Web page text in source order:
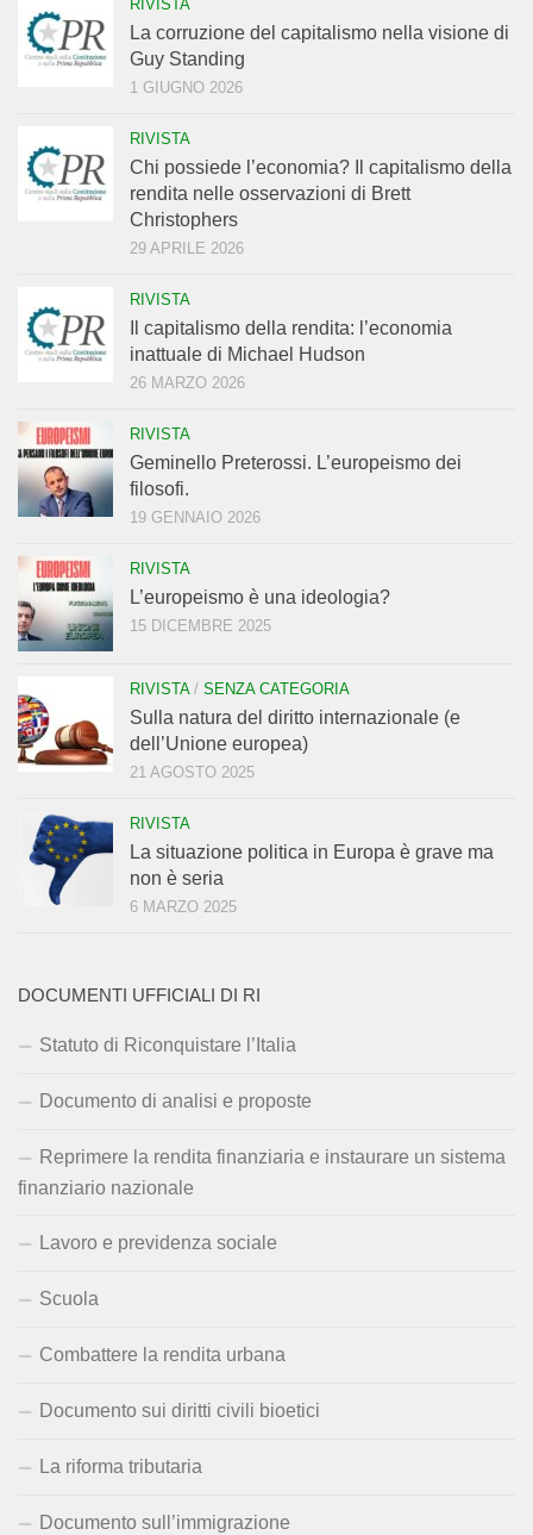
RIVISTA
La corruzione del capitalismo nella visione di
Guy Standing
1 GIUGNO 2026
RIVISTA
Chi possiede l’economia? Il capitalismo della
rendita nelle osservazioni di Brett
Christophers
29 APRILE 2026
RIVISTA
Il capitalismo della rendita: l’economia
inattuale di Michael Hudson
26 MARZO 2026
RIVISTA
Geminello Preterossi. L’europeismo dei
filosofi.
19 GENNAIO 2026
RIVISTA
L’europeismo è una ideologia?
15 DICEMBRE 2025
RIVISTA/ SENZA CATEGORIA
Sulla natura del diritto internazionale (e
dell’Unione europea)
21 AGOSTO 2025
RIVISTA
La situazione politica in Europa è grave ma
non è seria
6 MARZO 2025
DOCUMENTI UFFICIALI DI RI
Statuto di Riconquistare l’Italia
Documento di analisi e proposte
Reprimere la rendita finanziaria e instaurare un sistema
finanziario nazionale
Lavoro e previdenza sociale
Scuola
Combattere la rendita urbana
Documento sui diritti civili bioetici
La riforma tributaria
Documento sull’immigrazione